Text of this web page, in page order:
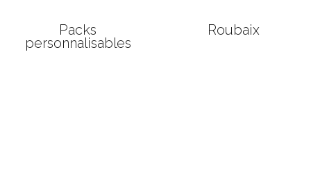
Packs
personnalisables
Roubaix